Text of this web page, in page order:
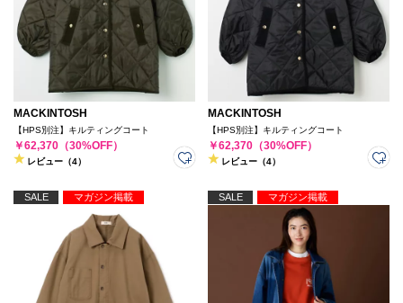
MACKINTOSH
【HPS別注】キルティングコート
￥62,370（30%OFF）
レビュー（4）
MACKINTOSH
【HPS別注】キルティングコート
￥62,370（30%OFF）
レビュー（4）
SALE マガジン掲載 SALE マガジン掲載